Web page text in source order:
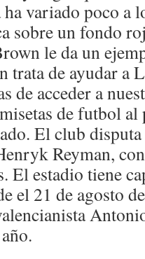
ha variado poco a
sobre un fondo
le da un
trata de ayudar a
de acceder a
de futbol
El club
Reyman,
El estadio tiene
el 21 de agosto